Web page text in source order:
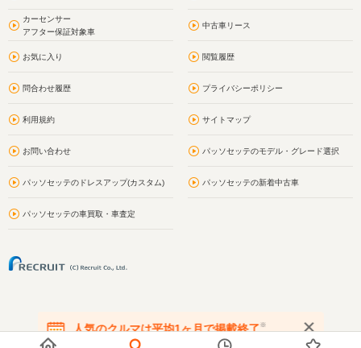
カーセンサー
アフター保証対象車
中古車リース
お気に入り 閲覧履歴
問合わせ履歴 プライバシーポリシー
利用規約 サイトマップ
お問い合わせ パッソセッテのモデル・グレード選択
パッソセッテのドレスアップ(カスタム) パッソセッテの新着中古車
パッソセッテの車買取・車査定
人気のクルマは平均1ヶ月で掲載終了※
在庫が無くなる前にお問い合わせください